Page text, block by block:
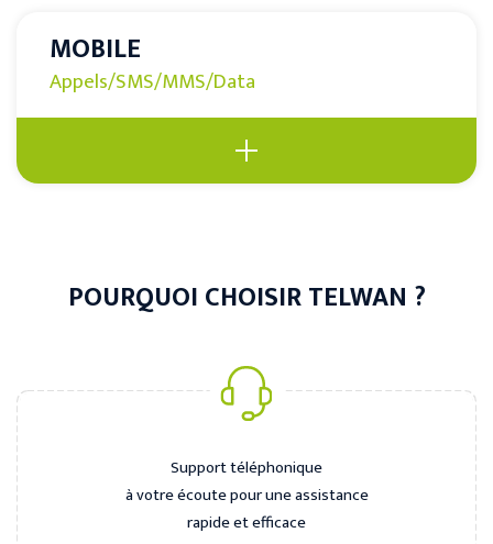
MOBILE
Appels/SMS/MMS/Data
POURQUOI CHOISIR TELWAN ?
Support téléphonique
à votre écoute pour une assistance
rapide et efficace